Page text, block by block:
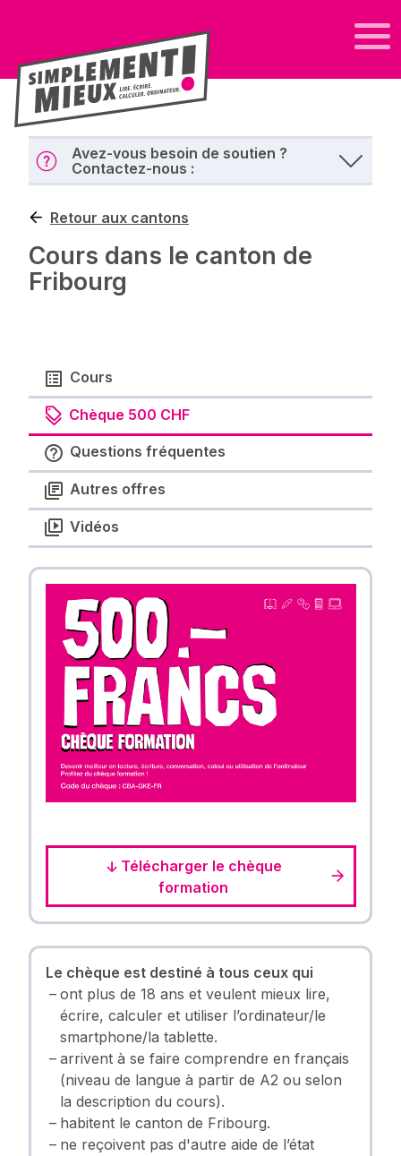
Avez-vous besoin de soutien ?
Contactez-nous :
Retour aux cantons
Cours dans le canton de
Fribourg
Cours
Chèque 500 CHF
Questions fréquentes
Autres offres
Vidéos
Télécharger le chèque
formation
Le chèque est destiné à tous ceux qui
ont plus de 18 ans et veulent mieux lire,
écrire, calculer et utiliser l’ordinateur/le
smartphone/la tablette.
arrivent à se faire comprendre en français
(niveau de langue à partir de A2 ou selon
la description du cours).
habitent le canton de Fribourg.
ne reçoivent pas d'autre aide de l’état